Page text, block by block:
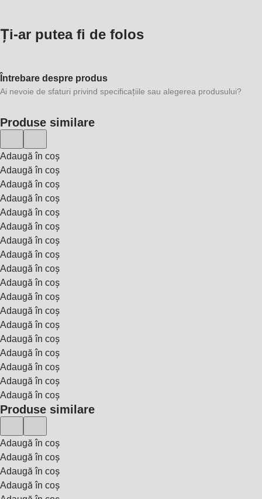
Ți-ar putea fi de folos
Întrebare despre produs
Ai nevoie de sfaturi privind specificațiile sau alegerea produsului?
Produse similare
Adaugă în coș
Adaugă în coș
Adaugă în coș
Adaugă în coș
Adaugă în coș
Adaugă în coș
Adaugă în coș
Adaugă în coș
Adaugă în coș
Adaugă în coș
Adaugă în coș
Adaugă în coș
Adaugă în coș
Adaugă în coș
Adaugă în coș
Adaugă în coș
Adaugă în coș
Adaugă în coș
Produse similare
Adaugă în coș
Adaugă în coș
Adaugă în coș
Adaugă în coș